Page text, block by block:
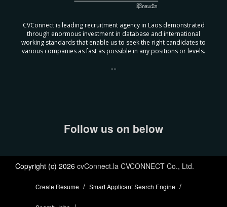
CVConnect is leading recruitment agency in Laos demonstrated
through enormous investment in database and international
working standards that enable us to seek the right candidates to
various companies as fast as possible in any positions or levels.
....
Follow us on below
Copyright (c) 2026 cvConnect.la CVCONNECT Co., Ltd.
Create Resume Smart Applicant Search Engine